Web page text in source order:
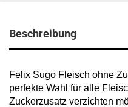
Beschreibung
Felix Sugo Fleisch ohne
perfekte Wahl für alle
Zuckerzusatz verzichten